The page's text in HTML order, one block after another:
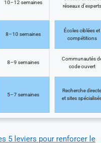
10–12 semaines
réseaux d’experts
8–10 semaines
Écoles ciblées et
compétitions
8–9 semaines
Communautés
code ouvert
5–7 semaines
Recherche directe
et sites
5 leviers pour renforcer le